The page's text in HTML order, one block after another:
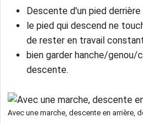
Descente d'un pied
le pied qui descend ne
de rester en travail
bien garder hanche/genou/
descente.
Avec une marche, descente en arrière,